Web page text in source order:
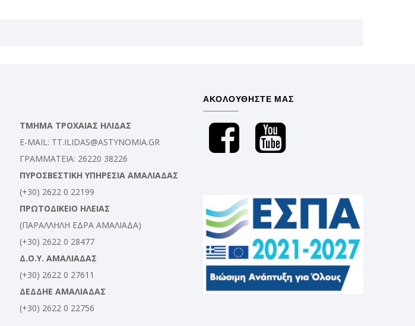
ΤΜΗΜΑ ΤΡΟΧΑΙΑΣ ΗΛΙΔΑΣ
E-MAIL: TT.ILIDAS@ASTYNOMIA.GR
ΓΡΑΜΜΑΤΕΙΑ: 26220 38226
ΠΥΡΟΣΒΕΣΤΙΚΗ ΥΠΗΡΕΣΙΑ ΑΜΑΛΙΑΔΑΣ
(+30) 2622 0 22199
ΠΡΩΤΟΔΙΚΕΙΟ ΗΛΕΙΑΣ
(ΠΑΡΑΛΛΗΛΗ ΕΔΡΑ ΑΜΑΛΙΑΔΑ)
(+30) 2622 0 28477
Δ.Ο.Υ. ΑΜΑΛΙΑΔΑΣ
(+30) 2622 0 27611
ΔΕΔΔΗΕ ΑΜΑΛΙΑΔΑΣ
(+30) 2622 0 22756
ΑΚΟΛΟΥΘΗΣΤΕ ΜΑΣ